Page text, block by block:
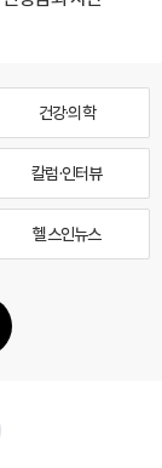
건강·의학
칼럼·인터뷰
헬스인뉴스